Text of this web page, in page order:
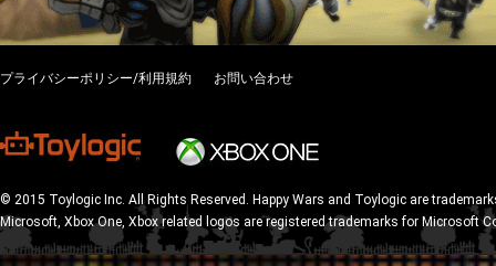
プライバシーポリシー/利用規約 お問い合わせ
© 2015 Toylogic Inc. All Rights Reserved. Happy Wars and Toylogic are
Microsoft, Xbox One, Xbox related logos are registered trademarks for Microsoft